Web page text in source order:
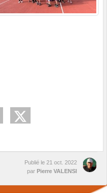
Publié le 21 oct. 2022
par Pierre VALENSI